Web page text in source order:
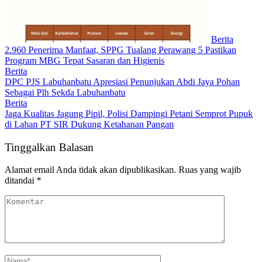
Berita
2.960 Penerima Manfaat, SPPG Tualang Perawang 5 Pastikan
Program MBG Tepat Sasaran dan Higienis
Berita
DPC PJS Labuhanbatu Apresiasi Penunjukan Abdi Jaya Pohan
Sebagai Plh Sekda Labuhanbatu
Berita
Jaga Kualitas Jagung Pipil, Polisi Dampingi Petani Semprot Pupuk
di Lahan PT SIR Dukung Ketahanan Pangan
Tinggalkan Balasan
Alamat email Anda tidak akan dipublikasikan. Ruas yang wajib
ditandai *